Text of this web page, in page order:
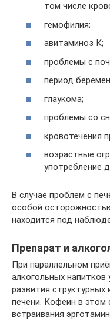
том числе
гемофилия;
авитаминоз К;
проблемы с
период
глаукома;
проблемы со
кровотечения
возрастные
употребление
В случае проблем с
особой
находится под
Препарат и
При параллельном
алкогольных напитков
развития структурных
печени. Кофеин в этом
встраивания